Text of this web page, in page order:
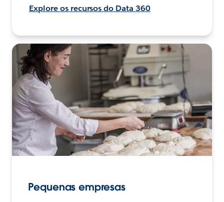
Explore os recursos do Data 360
Pequenas empresas